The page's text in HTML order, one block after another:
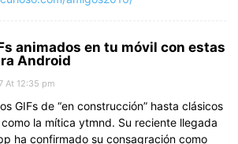
animados en tu móvil con estas
Android
At 12:35 pm
GIFs de “en construcción” hasta clásicos
la mítica ytmnd. Su reciente llegada
ha confirmado su consagración como